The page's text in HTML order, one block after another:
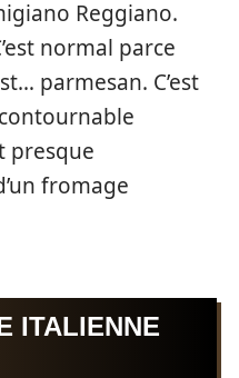
Reggiano.
normal parce
parmesan. C’est
presque
fromage
ITALIENNE